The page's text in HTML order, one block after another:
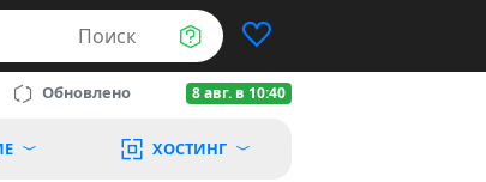
Поиск
Обновлено 8 авг. в 10:40
ХОСТИНГ